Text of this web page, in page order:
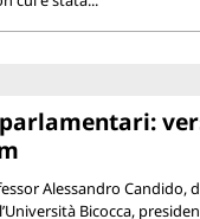
Alessandro Candido,
Bicocca,